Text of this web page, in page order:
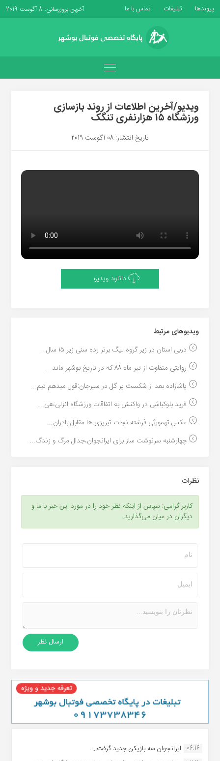
پیوندها تبلیغات تماس با ما آخرین بروزرسانی: 8 آگوست 2019
ویدیو/آخرین اطلاعات از روند بازسازی
ورزشگاه ۱۵ هزارنفری تنگک
تاریخ انتشار: 08 آگوست 2019
دانلود ویدیو
ویدیو‌های مرتبط
دربی استان در زیر گروه لیگ برتر رده سنی زیر ۱۵ سال...
روایتی متفاوت از تیر ماه 88 که در تاریخ بوشهر ماند...
پاشازاده بعد از شکست پر گل در سیرجان:قول میدهم تیم...
فرید بلوکباشی در واکنش به اتفاقات ورزشگاه انزلی:هی...
عکس:تهمورثی فرشته نجات تبریزی ها مقابل بادران...
چهارشنبه سرنوشت ساز برای ایرانجوان،جدال مرگ و زندگ...
نظرات
کاربر گرامی: سپاس از اینکه نظر خود را در مورد این خبر با ما و
دیگران در میان می‌گذارید.
06:16 ایرانجوان سه بازیکن جدید گرفت...